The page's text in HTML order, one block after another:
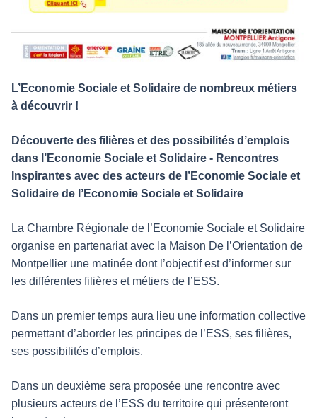
L’Economie Sociale et Solidaire de nombreux métiers
à découvrir !
Découverte des filières et des possibilités d’emplois
dans l’Economie Sociale et Solidaire - Rencontres
Inspirantes avec des acteurs de l’Economie Sociale et
Solidaire de l’Economie Sociale et Solidaire
La Chambre Régionale de l’Economie Sociale et Solidaire
organise en partenariat avec la Maison De l’Orientation de
Montpellier une matinée dont l’objectif est d’informer sur
les différentes filières et métiers de l’ESS.
Dans un premier temps aura lieu une information collective
permettant d’aborder les principes de l’ESS, ses filières,
ses possibilités d’emplois.
Dans un deuxième sera proposée une rencontre avec
plusieurs acteurs de l’ESS du territoire qui présenteront